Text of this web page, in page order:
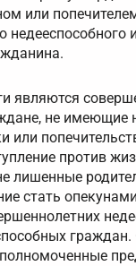
или
недееспособного
являются
не имеющие
или
против
лишенные
стать